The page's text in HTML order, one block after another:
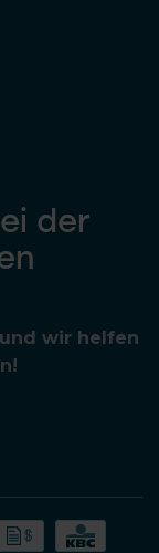
der
wir helfen